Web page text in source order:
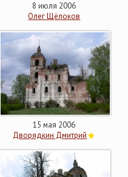
8 июля 2006
Олег Щёлоков
15 мая 2006
Дворядкин Дмитрий